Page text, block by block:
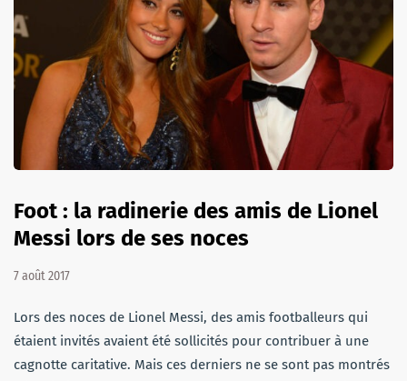
Foot : la radinerie des amis de Lionel
Messi lors de ses noces
7 août 2017
Lors des noces de Lionel Messi, des amis footballeurs qui
étaient invités avaient été sollicités pour contribuer à une
cagnotte caritative. Mais ces derniers ne se sont pas montrés